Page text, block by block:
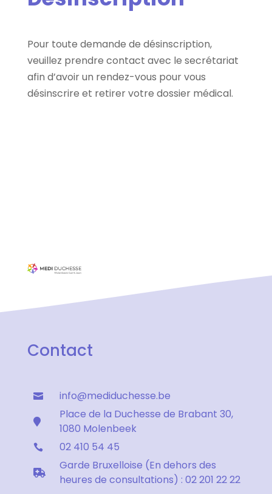
Pour toute demande de désinscription,
veuillez prendre contact avec le secrétariat
afin d’avoir un rendez-vous pour vous
désinscrire et retirer votre dossier médical.
Contact
 info@mediduchesse.be

Place de la Duchesse de Brabant 30,
1080 Molenbeek
 02 410 54 45

Garde Bruxelloise (En dehors des
heures de consultations) : 02 201 22 22